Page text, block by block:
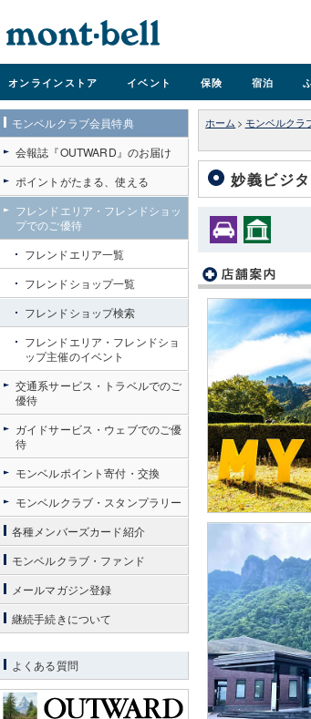
オンラインストア イベント 保険 宿泊
ホーム > モンベルクラ
妙義ビジ
モンベルクラブ会員特典
会報誌『OUTWARD』のお届け
ポイントがたまる、使える
フレンドエリア・フレンドショッ
プでのご優待
フレンドエリア一覧
フレンドショップ一覧
フレンドショップ検索
フレンドエリア・フレンドショ
ップ主催のイベント
交通系サービス・トラベルでのご
優待
ガイドサービス・ウェブでのご優
待
モンベルポイント寄付・交換
モンベルクラブ・スタンプラリー
各種メンバーズカード紹介
モンベルクラブ・ファンド
メールマガジン登録
継続手続きについて
よくある質問